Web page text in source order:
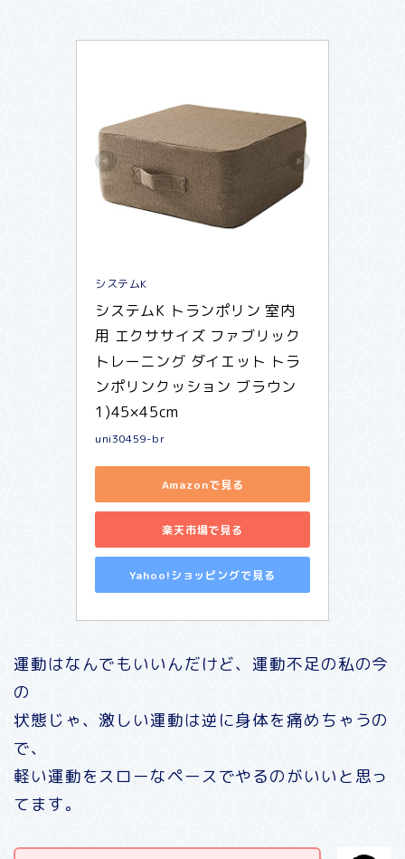
システムK
システムK トランポリン 室内
用 エクササイズ ファブリック
トレーニング ダイエット トラ
ンポリンクッション ブラウン
1)45×45cm
uni30459-br
Amazonで見る
楽天市場で見る
Yahoo!ショッピングで見る
運動はなんでもいいんだけど、運動不足の私の今
の
状態じゃ、激しい運動は逆に身体を痛めちゃうの
で、
軽い運動をスローなペースでやるのがいいと思っ
てます。